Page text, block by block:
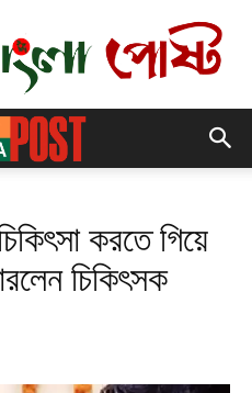
করতে গিয়ে
চিকিৎসক